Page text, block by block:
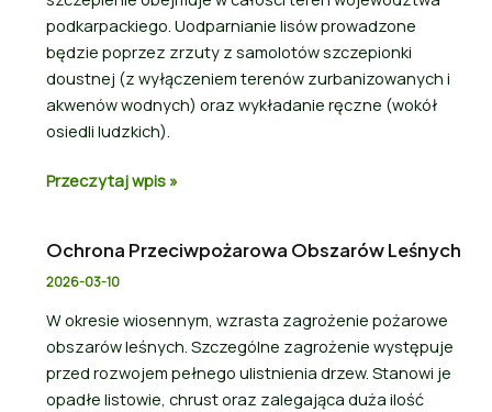
podkarpackiego. Uodparnianie lisów prowadzone
będzie poprzez zrzuty z samolotów szczepionki
doustnej (z wyłączeniem terenów zurbanizowanych i
akwenów wodnych) oraz wykładanie ręczne (wokół
osiedli ludzkich).
Przeczytaj wpis »
Ochrona Przeciwpożarowa Obszarów Leśnych
2026-03-10
W okresie wiosennym, wzrasta zagrożenie pożarowe
obszarów leśnych. Szczególne zagrożenie występuje
przed rozwojem pełnego ulistnienia drzew. Stanowi je
opadłe listowie, chrust oraz zalegająca duża ilość